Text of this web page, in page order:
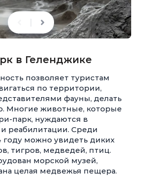
в Геленджике
позволяет туристам
по территории,
фауны, делать
Многие животные, которые
парк, нуждаются в
реабилитации. Среди
можно увидеть диких
тигров, медведей, птиц.
морской музей,
целая медвежья пещера.